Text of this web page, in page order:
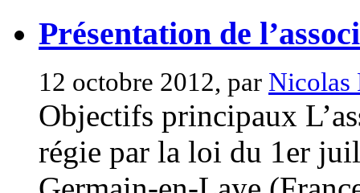
Présentation de
12 octobre 2012, par Nicolas
Objectifs principaux
régie par la loi du 1er